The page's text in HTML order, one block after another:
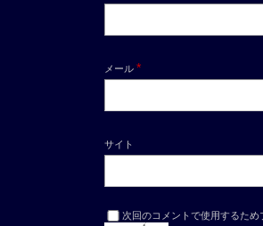
メール *
サイト
次回のコメントで使用するため